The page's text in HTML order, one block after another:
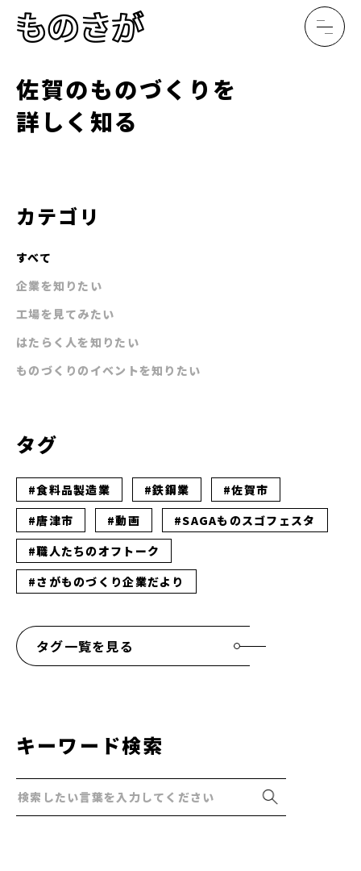
佐賀のものづくりを
詳しく知る
カテゴリ
すべて
企業を知りたい
工場を見てみたい
はたらく人を知りたい
ものづくりのイベントを知りたい
タグ
#食料品製造業 #鉄鋼業
#佐賀市
#唐津市
#動画
#SAGAものスゴフェスタ
#職人たちのオフトーク
#さがものづくり企業だより
タグ一覧を見る
キーワード検索